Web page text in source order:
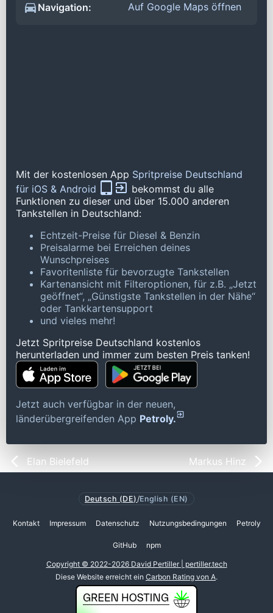
Navigation:
Auf Google Maps öffnen
Mit der kostenlosen App Spritpreise Deutschland
für iOS & Android
bekommst du alle
Funktionen zu dieser und über 15.000 anderen
Tankstellen in Deutschland:
Echtzeit-Preise für Diesel & Benzin
Preisalarme bei Erreichen deines
Wunschpreises
Favoritenliste für bevorzugte Tankstellen
Kartenansicht mit Filteroptionen, für z.B. „Jetzt
geöffnet“, „Günstigste Tankstellen in der Nähe“
oder Tankkartensupport
und vieles mehr!
Jetzt Spritpreise Deutschland kostenlos
herunterladen und immer zum besten Preis tanken!
Jetzt auch verfügbar in der neuen,
länderübergreifenden App Petroly.
Elan Bielefeld Markus Hinz
Deutsch (DE) /English (EN)
Kontakt Impressum Datenschutz Nutzungsbedingungen Petroly
GitHub npm
Copyright © 2022-2026 David Pertiller | pertiller.tech
Diese Website erreicht ein Carbon Rating von A.